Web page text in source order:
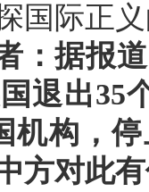
国际正
：据报
退出35
机构，
方对此